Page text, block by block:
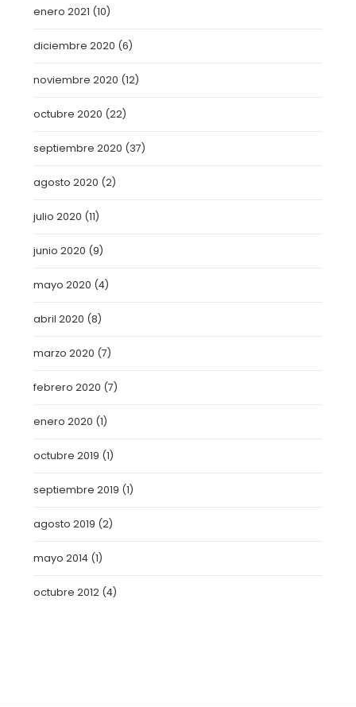
enero 2021 (10)
diciembre 2020 (6)
noviembre 2020 (12)
octubre 2020 (22)
septiembre 2020 (37)
agosto 2020 (2)
julio 2020 (11)
junio 2020 (9)
mayo 2020 (4)
abril 2020 (8)
marzo 2020 (7)
febrero 2020 (7)
enero 2020 (1)
octubre 2019 (1)
septiembre 2019 (1)
agosto 2019 (2)
mayo 2014 (1)
octubre 2012 (4)